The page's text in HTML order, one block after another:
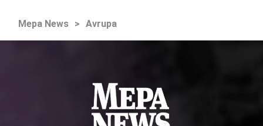
Mepa News > Avrupa